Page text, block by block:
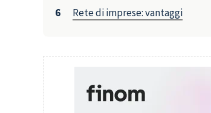
Rete di imprese: vantaggi